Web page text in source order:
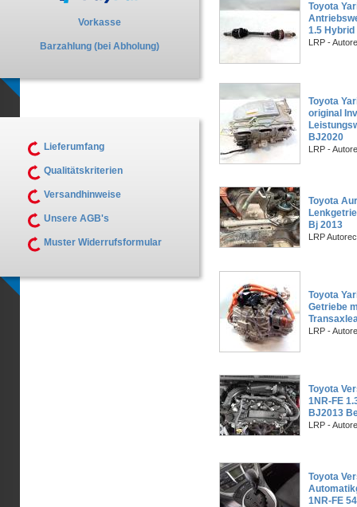
Toyota
1.5 Hybrid
LRP -
Toyota
original
BJ2020
LRP -
Toyota
Bj 2013
LRP
Toyota
Getriebe
LRP -
Toyota
1NR-FE
BJ2013
LRP -
Toyota
1NR-FE
Vorkasse
Barzahlung (bei Abholung)
Lieferumfang
Qualitätskriterien
Versandhinweise
Unsere AGB's
Muster Widerrufsformular